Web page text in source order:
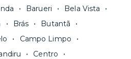
Barueri
Bela Vista
Brás
Butantã
Campo Limpo
Centro